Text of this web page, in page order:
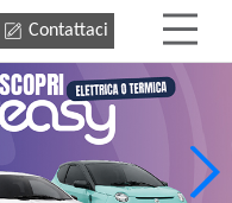
Contattaci